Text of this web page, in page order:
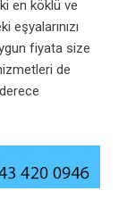
en köklü ve
eşyalarınızı
fiyata size
de